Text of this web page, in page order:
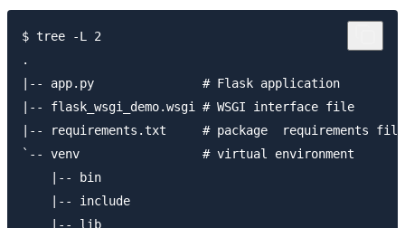
$ tree -L 2
.
|-- app.py               # Flask application
|-- flask_wsgi_demo.wsgi # WSGI interface file
|-- requirements.txt     # package  requirements file
`-- venv                 # virtual environment
    |-- bin
    |-- include
    |-- lib